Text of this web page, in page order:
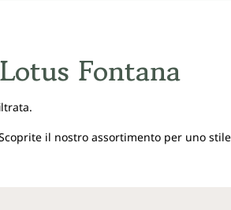
Fontana
il nostro assortimento per uno